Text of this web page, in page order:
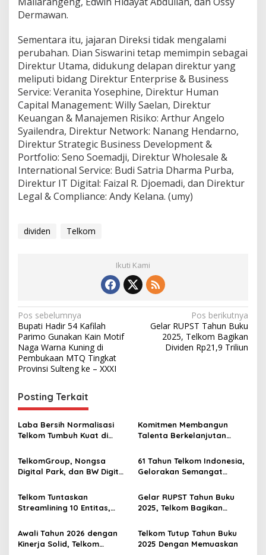
Dermawan.
Sementara itu, jajaran Direksi tidak mengalami
perubahan. Dian Siswarini tetap memimpin sebagai
Direktur Utama, didukung delapan direktur yang
meliputi bidang Direktur Enterprise & Business
Service: Veranita Yosephine, Direktur Human
Capital Management: Willy Saelan, Direktur
Keuangan & Manajemen Risiko: Arthur Angelo
Syailendra, Direktur Network: Nanang Hendarno,
Direktur Strategic Business Development &
Portfolio: Seno Soemadji, Direktur Wholesale &
International Service: Budi Satria Dharma Purba,
Direktur IT Digital: Faizal R. Djoemadi, dan Direktur
Legal & Compliance: Andy Kelana. (umy)
dividen Telkom
Ikuti Kami
N
a
v
i
a
s
i
o
Pos sebelumnya
Bupati Hadir 54 Kafilah
Parimo Gunakan Kain Motif
Naga Warna Kuning di
Pembukaan MTQ Tingkat
Provinsi Sulteng ke – XXXI
Pos berikutnya
Gelar RUPST Tahun Buku
2025, Telkom Bagikan
Dividen Rp21,9 Triliun
Posting Terkait
Laba Bersih Normalisasi
Telkom Tumbuh Kuat di
Komitmen Membangun
Talenta Berkelanjutan
Award 2026
TelkomGroup, Nongsa
Digital Park, dan BW Digital
Indonesia melalui Sistem
Kabel Laut NCC
61 Tahun Telkom Indonesia,
Gelorakan Semangat
Nasional
Telkom Tuntaskan
Streamlining 10 Entitas,
Menuju Strategic Holding
Gelar RUPST Tahun Buku
2025, Telkom Bagikan
Awali Tahun 2026 dengan
Kinerja Solid, Telkom
Telkom Tutup Tahun Buku
2025 Dengan Memuaskan